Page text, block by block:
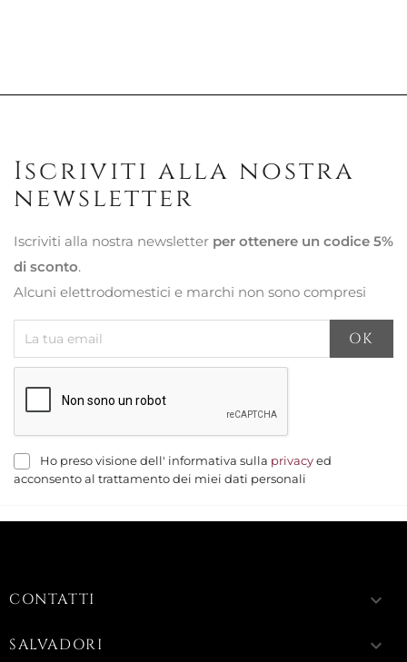
Iscriviti alla nostra
newsletter
Iscriviti alla nostra newsletter per ottenere un codice 5%
di sconto.
Alcuni elettrodomestici e marchi non sono compresi
Ho preso visione dell' informativa sulla privacy ed
acconsento al trattamento dei miei dati personali
CONTATTI keyboard_arrow_down
SALVADORI keyboard_arrow_down